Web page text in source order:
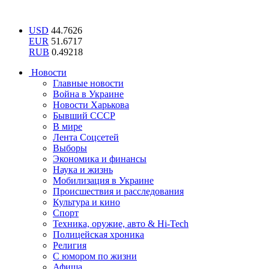
USD 44.7626
EUR 51.6717
RUB 0.49218
Новости
Главные новости
Война в Украине
Новости Харькова
Бывший СССР
В мире
Лента Соцсетей
Выборы
Экономика и финансы
Наука и жизнь
Мобилизация в Украине
Происшествия и расследования
Культура и кино
Спорт
Техника, оружие, авто & Hi-Tech
Полицейская хроника
Религия
С юмором по жизни
Афиша